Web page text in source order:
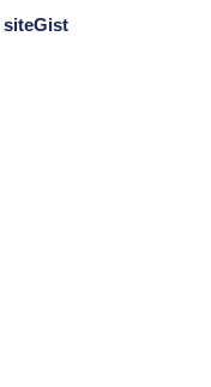
siteGist